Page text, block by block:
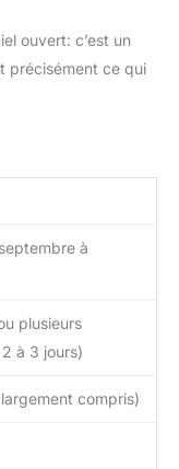
ouvert: c’est un
précisément ce qui
à
plusieurs
à 3 jours)
compris)